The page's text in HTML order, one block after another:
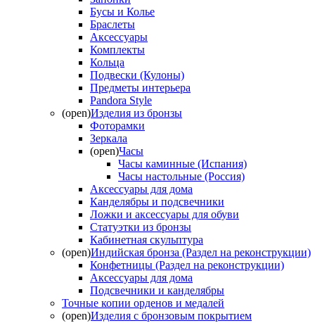
Бусы и Колье
Браслеты
Аксессуары
Комплекты
Кольца
Подвески (Кулоны)
Предметы интерьера
Pandora Style
(open)Изделия из бронзы
Фоторамки
Зеркала
(open)Часы
Часы каминные (Испания)
Часы настольные (Россия)
Аксессуары для дома
Канделябры и подсвечники
Ложки и аксессуары для обуви
Статуэтки из бронзы
Кабинетная скульптура
(open)Индийская бронза (Раздел на реконструкции)
Конфетницы (Раздел на реконструкции)
Аксессуары для дома
Подсвечники и канделябры
Точные копии орденов и медалей
(open)Изделия с бронзовым покрытием